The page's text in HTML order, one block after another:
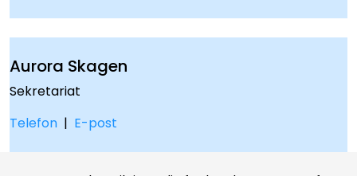
Aurora Skagen
Sekretariat
Telefon | E-post